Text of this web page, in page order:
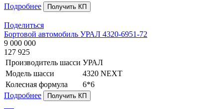
Подробнее
Получить КП
Поделиться
Бортовой автомобиль УРАЛ 4320-6951-72
9 000 000
127 925
Производитель шасси УРАЛ
Модель шасси
4320 NEXT
Колесная формула
6*6
Подробнее
Получить КП